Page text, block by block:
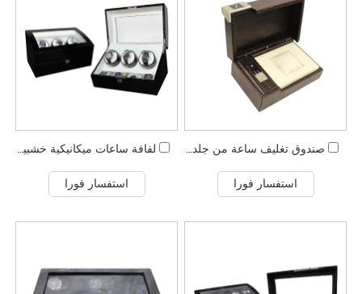
صندوق تغليف ساعة من جلد التمساح الفاخر مع لوحة معدنية
استفسار فورا
لفافة ساعات ميكانيكية خشبية أوتوماتيكية
استفسار فورا